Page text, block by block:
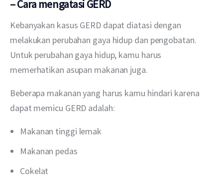
– Cara mengatasi GERD
Kebanyakan kasus GERD dapat diatasi dengan
melakukan perubahan gaya hidup dan pengobatan.
Untuk perubahan gaya hidup, kamu harus
memerhatikan asupan makanan juga.
Beberapa makanan yang harus kamu hindari karena
dapat memicu GERD adalah:
Makanan tinggi lemak
Makanan pedas
Cokelat